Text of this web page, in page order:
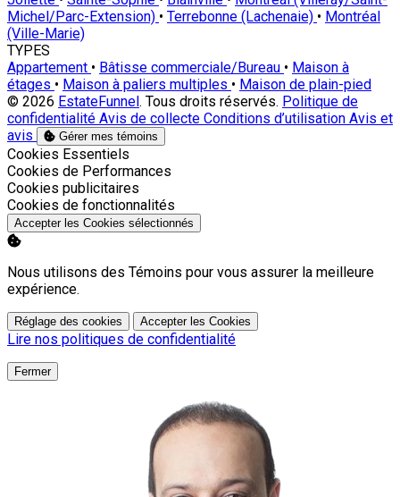
Michel/Parc-Extension) • Terrebonne (Lachenaie) • Montréal
(Ville-Marie)
TYPES
Appartement • Bâtisse commerciale/Bureau • Maison à
étages • Maison à paliers multiples • Maison de plain-pied
© 2026 EstateFunnel. Tous droits réservés. Politique de
confidentialité Avis de collecte Conditions d’utilisation Avis et
avis
Gérer mes témoins
Activer
Cookies Essentiels
Activer
Cookies de Performances
Activer
Cookies publicitaires
Activer
Cookies de fonctionnalités
Accepter les Cookies sélectionnés
Nous utilisons des Témoins pour vous assurer la meilleure
expérience.
Réglage des cookies Accepter les Cookies
Lire nos politiques de confidentialité
Fermer